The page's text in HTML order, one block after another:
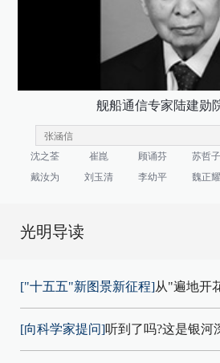
舰船通信专家陆建勋
沈之荃 崔崑 顾诵芬 苏哲子
戴汝为
刘玉清 李幼平 魏正耀
光明导读
["十五五"新图景新征程]从"遍地开
[向科学家提问]听到了吗?这是银